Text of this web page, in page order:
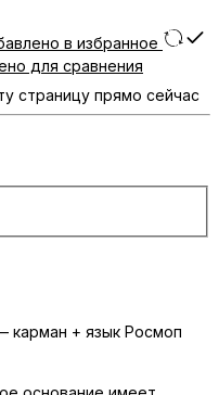
в избранное
для сравнения
страницу прямо сейчас
карман + язык Росмоп